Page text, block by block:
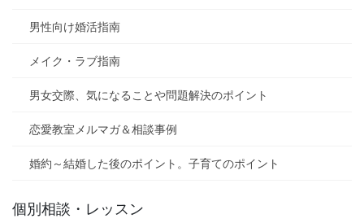
男性向け婚活指南
メイク・ラブ指南
男女交際、気になることや問題解決のポイント
恋愛教室メルマガ＆相談事例
婚約～結婚した後のポイント。子育てのポイント
個別相談・レッスン